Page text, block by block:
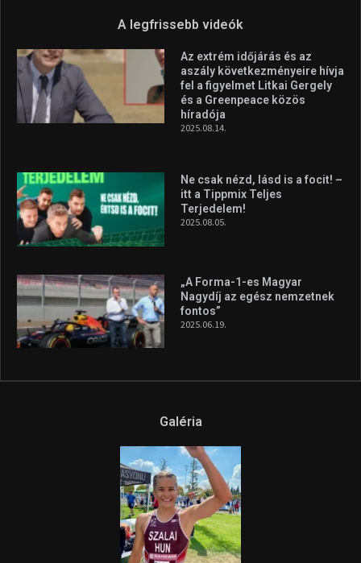
A legfrissebb videók
Az extrém időjárás és az
aszály következményeire hívja
fel a figyelmet Litkai Gergely
és a Greenpeace közös
híradója
2025.08.14.
Ne csak nézd, lásd is a focit! –
itt a Tippmix Teljes
Terjedelem!
2025.08.05.
„A Forma-1-es Magyar
Nagydíj az egész nemzetnek
fontos”
2025.06.19.
Galéria